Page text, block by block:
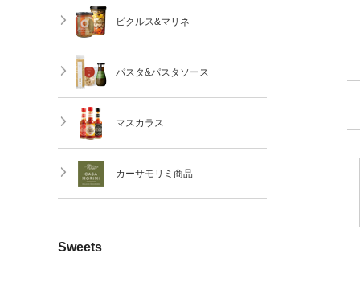
ピクルス&マリネ
パスタ&パスタソース
マスカラス
カーサモリミ商品
Sweets